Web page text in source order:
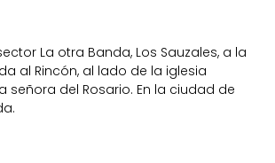
La otra Banda, Los Sauzales, a la
al Rincón, al lado de la iglesia
señora del Rosario. En la ciudad de